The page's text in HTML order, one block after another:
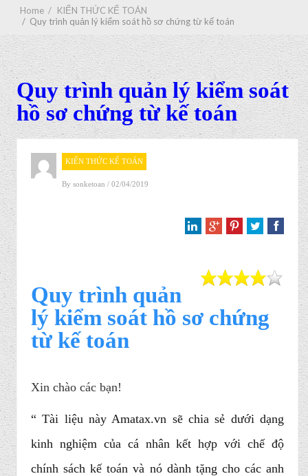
Home / KIẾN THỨC KẾ TOÁN
/ Quy trình quản lý kiểm soát hồ sơ chứng từ kế toán
Quy trình quản lý kiểm soát
hồ sơ chứng từ kế toán
KIẾN THỨC KẾ TOÁN
By sonketoan / 02/04/2019
Quy trình quản
lý kiểm soát hồ sơ chứng
từ kế toán
Xin chào các bạn!
“ Tài liệu này Amatax.vn sẽ chia sẻ dưới dạng
kinh nghiệm của cá nhân kết hợp với chế độ
chính sách kế toán và nó dành tặng cho các anh